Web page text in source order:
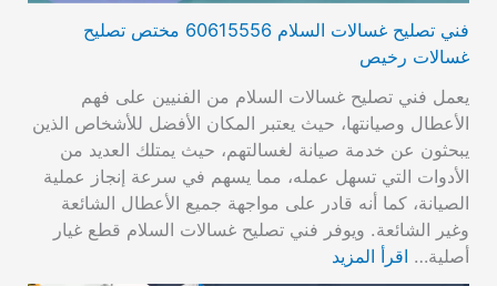
فني تصليح غسالات السلام 60615556 مختص تصليح
غسالات رخيص
يعمل فني تصليح غسالات السلام من الفنيين على فهم
الأعطال وصيانتها، حيث يعتبر المكان الأفضل للأشخاص الذين
يبحثون عن خدمة صيانة لغسالتهم، حيث يمتلك العديد من
الأدوات التي تسهل عمله، مما يسهم في سرعة إنجاز عملية
الصيانة، كما أنه قادر على مواجهة جميع الأعطال الشائعة
وغير الشائعة. ويوفر فني تصليح غسالات السلام قطع غيار
أصلية… اقرأ المزيد